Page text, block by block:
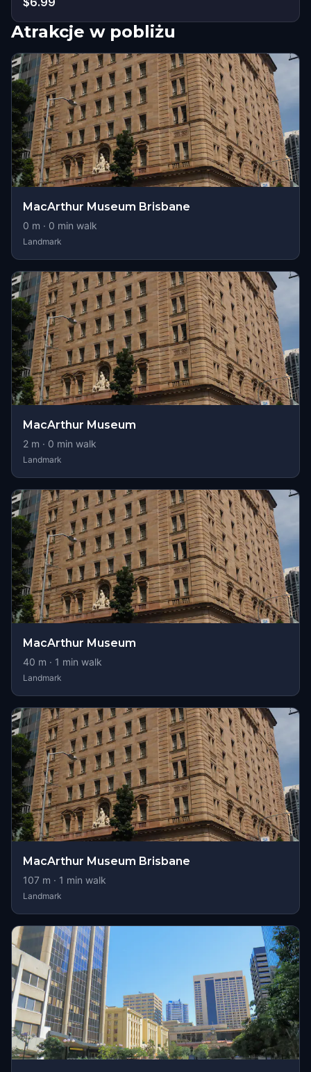
Atrakcje w pobliżu
MacArthur Museum Brisbane
0 m · 0 min walk
Landmark
MacArthur Museum
2 m · 0 min walk
Landmark
MacArthur Museum
40 m · 1 min walk
Landmark
MacArthur Museum Brisbane
107 m · 1 min walk
Landmark